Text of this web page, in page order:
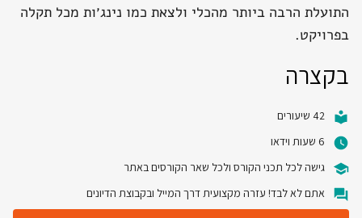
התועלת הרבה ביותר מהכלי ולצאת כמו נינג׳ות מכל תקלה
בפרויקט.
בקצרה
42 שיעורים
6 שעות וידאו
גישה לכל תכני הקורס ולכל שאר הקורסים באתר
אתם לא לבד! עזרה מקצועית דרך המייל ובקבוצת הדיונים